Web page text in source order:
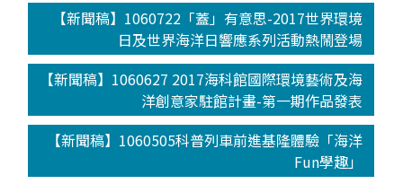
【新聞稿】1060722「蓋」有意思-2017世界環境
日及世界海洋日響應系列活動熱鬧登場
【新聞稿】1060627 2017海科館國際環境藝術及海
洋創意家駐館計畫-第一期作品發表
【新聞稿】1060505科普列車前進基隆體驗「海洋
Fun學趣」